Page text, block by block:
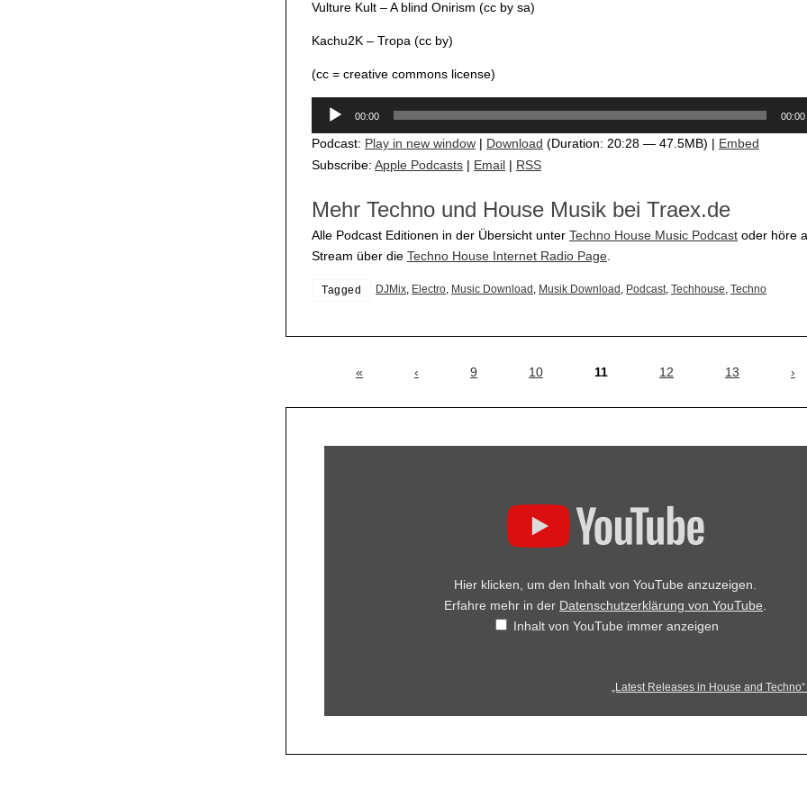
Vulture Kult – A blind Onirism (cc by sa)
Kachu2K – Tropa (cc by)
(cc = creative commons license)
Audio-
00:00 00:00
Podcast: Play in new window | Download (Duration: 20:28 — 47.5MB) | Embed
Subscribe: Apple Podcasts | Email | RSS
Mehr Techno und House Musik bei Traex.de
Alle Podcast Editionen in der Übersicht unter Techno House Music Podcast oder höre
Stream über die Techno House Internet Radio Page
Tagged DJMix Electro Music Download Musik Download Podcast Techhouse Techno
« ‹ 9 10 11 12 13 ›
Hier klicken, um den Inhalt von YouTube anzuzeigen.
Erfahre mehr in der Datenschutzerklärung von YouTube
Inhalt von YouTube immer anzeigen
„Latest Releases in House and